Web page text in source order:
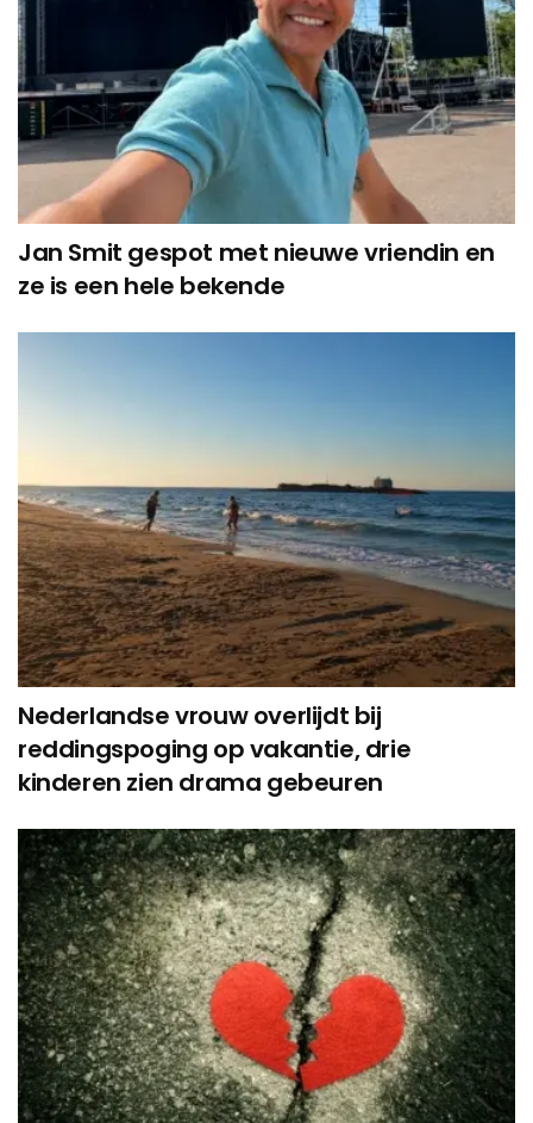
Jan Smit gespot met nieuwe vriendin en
ze is een hele bekende
Nederlandse vrouw overlijdt bij
reddingspoging op vakantie, drie
kinderen zien drama gebeuren